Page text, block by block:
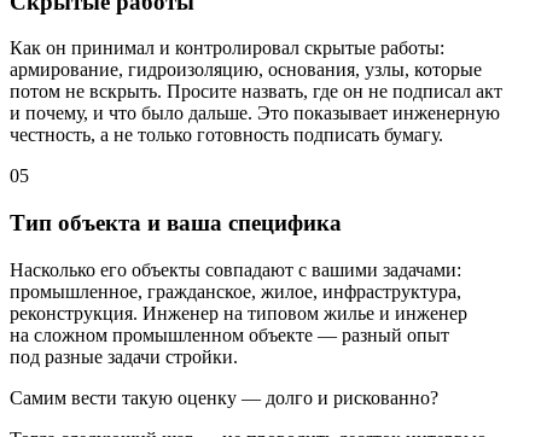
Как он принимал и контролировал скрытые работы:
армирование, гидроизоляцию, основания, узлы, которые
потом не вскрыть. Просите назвать, где он не подписал акт
и почему, и что было дальше. Это показывает инженерную
честность, а не только готовность подписать бумагу.
05
Тип объекта и ваша специфика
Насколько его объекты совпадают с вашими задачами:
промышленное, гражданское, жилое, инфраструктура,
реконструкция. Инженер на типовом жилье и инженер
на сложном промышленном объекте — разный опыт
под разные задачи стройки.
Самим вести такую оценку — долго и рискованно?